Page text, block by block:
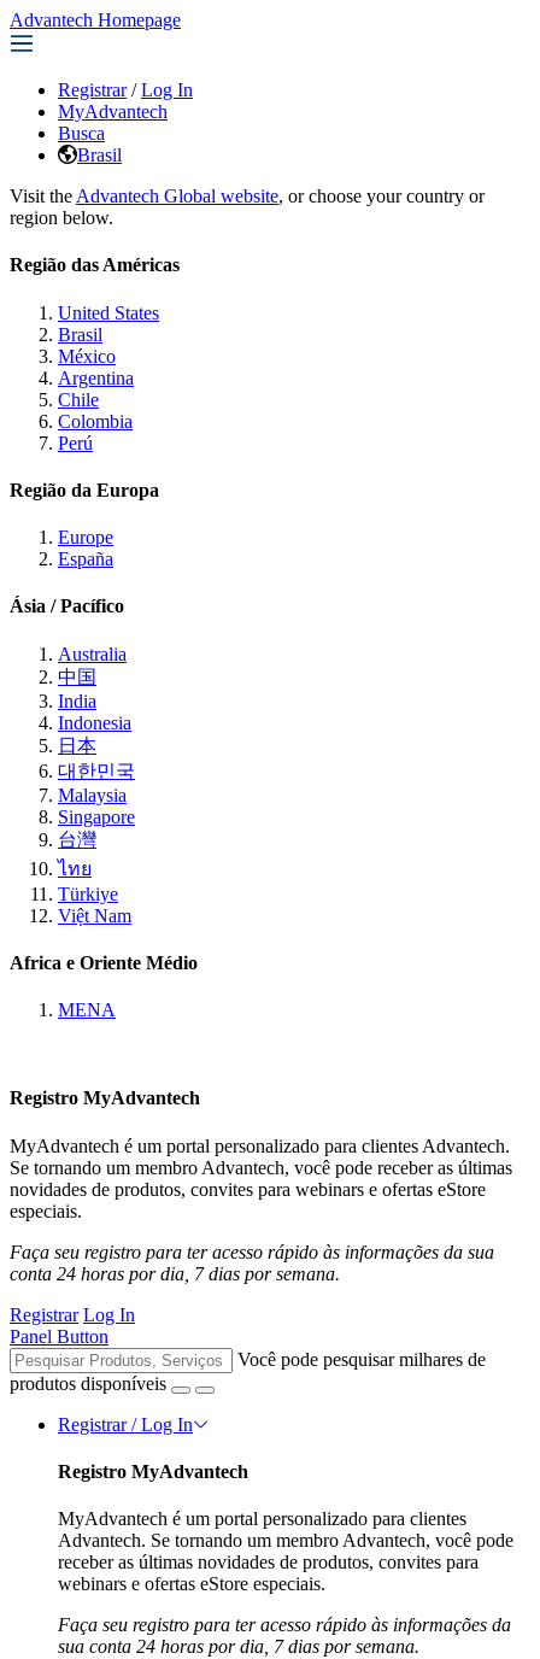
Advantech Homepage
Registrar / Log In
MyAdvantech
Busca
Brasil
Visit the Advantech Global website, or choose your country or
region below.
Região das Américas
United States
Brasil
México
Argentina
Chile
Colombia
Perú
Região da Europa
Europe
España
Ásia / Pacífico
Australia
中国
India
Indonesia
日本
대한민국
Malaysia
Singapore
台灣
ไทย
Türkiye
Việt Nam
Africa e Oriente Médio
MENA
Registro MyAdvantech
MyAdvantech é um portal personalizado para clientes Advantech.
Se tornando um membro Advantech, você pode receber as últimas
novidades de produtos, convites para webinars e ofertas eStore
especiais.
Faça seu registro para ter acesso rápido às informações da sua
conta 24 horas por dia, 7 dias por semana.
Registrar Log In
Panel Button
Você pode pesquisar milhares de
produtos disponíveis
Registrar / Log In
Registro MyAdvantech
MyAdvantech é um portal personalizado para clientes
Advantech. Se tornando um membro Advantech, você pode
receber as últimas novidades de produtos, convites para
webinars e ofertas eStore especiais.
Faça seu registro para ter acesso rápido às informações da
sua conta 24 horas por dia, 7 dias por semana.